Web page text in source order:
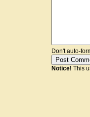
Don't auto-
Notice! This